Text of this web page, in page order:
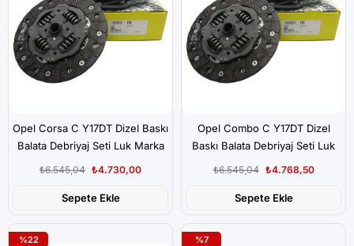
Opel Corsa C Y17DT Dizel Baskı
Balata Debriyaj Seti Luk Marka
₺4.730,00
₺6.545,04
Sepete Ekle
Opel Combo C Y17DT Dizel
Baskı Balata Debriyaj Seti Luk
₺4.768,50
₺6.545,04
Sepete Ekle
%22 %7